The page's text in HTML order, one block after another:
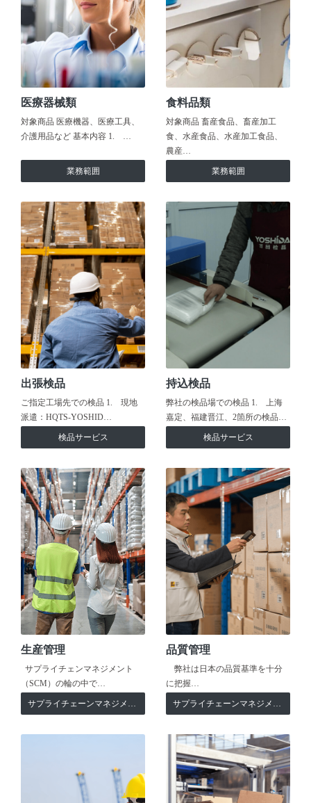
医療器械類
対象商品 医療機器、医療工具、
介護用品など 基本内容 1. …
業務範囲
食料品類
対象商品 畜産食品、畜産加工
食、水産食品、水産加工食品、
農産…
業務範囲
出張検品
ご指定工場先での検品 1. 現地
派遣：HQTS-YOSHID…
検品サービス
持込検品
弊社の検品場での検品 1. 上海
嘉定、福建晋江、2箇所の検品…
検品サービス
生産管理
サプライチェンマネジメント
（SCM）の輪の中で…
サプライチェーンマネジメント
品質管理
弊社は日本の品質基準を十分
に把握…
サプライチェーンマネジメント